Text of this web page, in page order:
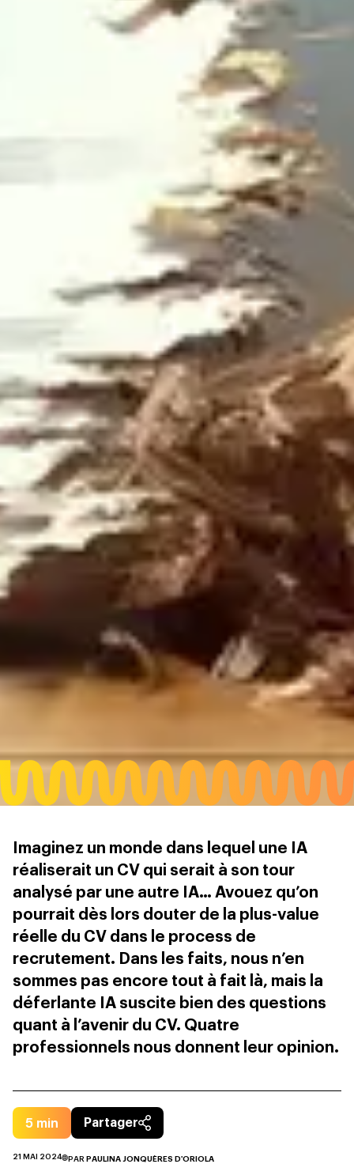
Imaginez un monde dans lequel une IA
réaliserait un CV qui serait à son tour
analysé par une autre IA… Avouez qu’on
pourrait dès lors douter de la plus-value
réelle du CV dans le process de
recrutement. Dans les faits, nous n’en
sommes pas encore tout à fait là, mais la
déferlante IA suscite bien des questions
quant à l’avenir du CV. Quatre
professionnels nous donnent leur opinion.
5 min Partager
21 MAI 2024 PAR PAULINA JONQUÈRES D'ORIOLA